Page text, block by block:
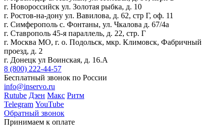
г. Новороссийск ул. Золотая рыбка, д. 10
г. Ростов-на-дону ул. Вавилова, д. 62, стр Г, оф. 11
г. Симферополь с. Фонтаны, ул. Чкалова д. 67/4а
г. Ставрополь 45-я параллель, д. 22, стр. Г
г. Москва МО, г. о. Подольск, мкр. Климовск, Фабричный
проезд, д. 2
г. Донецк ул Воинская, д. 16.А
8 (800) 222-44-57
Бесплатный звонок по России
info@inservo.ru
Rutube Дзен Макс Ритм
Telegram YouTube
Обратный звонок
Принимаем к оплате